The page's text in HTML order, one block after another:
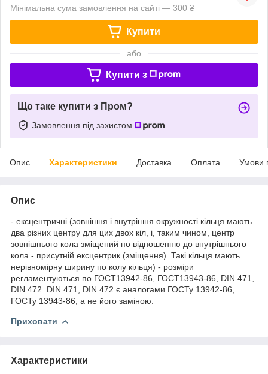
Мінімальна сума замовлення на сайті — 300 ₴
Купити
або
Купити з
Що таке купити з Пром?
Замовлення під захистом
Опис Характеристики Доставка Оплата Умови
Опис
- ексцентричні (зовнішня і внутрішня окружності кільця мають
два різних центру для цих двох кіл, і, таким чином, центр
зовнішнього кола зміщений по відношенню до внутрішнього
кола - присутній ексцентрик (зміщення). Такі кільця мають
нерівномірну ширину по колу кільця) - розміри
регламентуються по ГОСТ13942-86, ГОСТ13943-86, DIN 471,
DIN 472. DIN 471, DIN 472 є аналогами ГОСТу 13942-86,
ГОСТу 13943-86, а не його заміною.
Приховати
Характеристики